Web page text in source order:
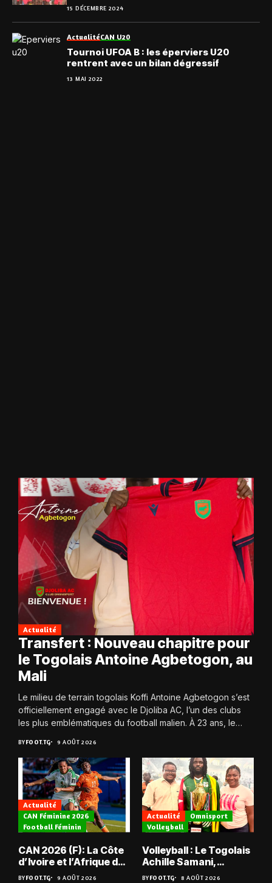
d’enfants… »
15 DÉCEMBRE 2024
ActualitéCAN U20
Tournoi UFOA B : les éperviers U20
rentrent avec un bilan dégressif
13 MAI 2022
Actualité
Transfert : Nouveau chapitre pour
le Togolais Antoine Agbetogon, au
Mali
Le milieu de terrain togolais Koffi Antoine Agbetogon s’est
officiellement engagé avec le Djoliba AC, l’un des clubs
les plus emblématiques du football malien. À 23 ans, le
BYFOOT.TG 9 AOÛT 2026
Actualité
CAN Féminine 2026
Football Féminin
CAN 2026 (F): La Côte
d’Ivoire et l’Afrique du
Sud tombent
BYFOOT.TG 9 AOÛT 2026
Actualité
Omnisport
Volleyball
Volleyball : Le Togolais
Achille Samani,
champion du Bénin !
BYFOOT.TG 8 AOÛT 2026